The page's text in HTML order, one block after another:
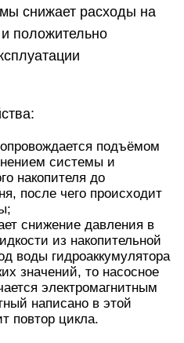
снижает расходы на
положительно
подъёмом
системы и
накопителя до
после чего происходит
снижение давления в
из накопительной
воды гидроаккумулятора
значений, то насосное
электромагнитным
написано в этой
повтор цикла.